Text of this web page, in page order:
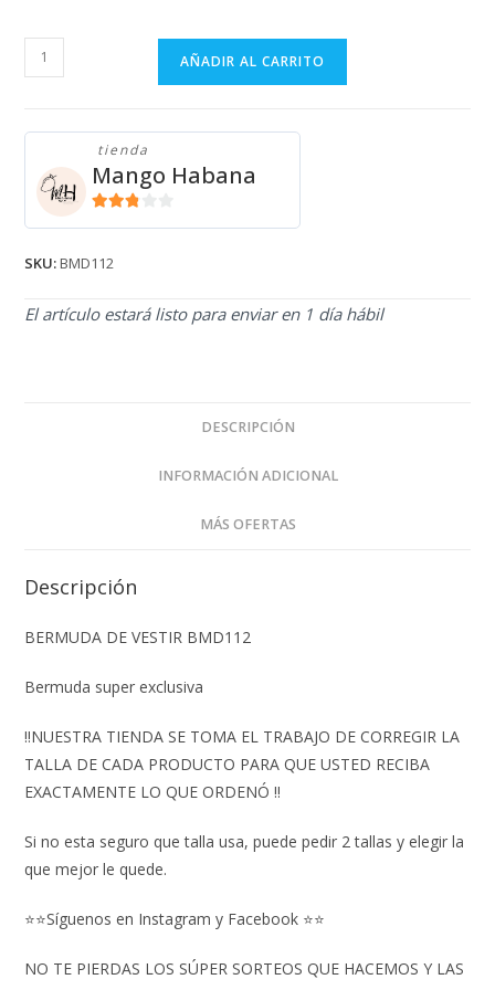
BERMUDA
DE
BMD112
AÑADIR AL CARRITO
tienda
Mango Habana
SKU:BMD112
El artículo estará listo para enviar en 1 día hábil
DESCRIPCIÓN
INFORMACIÓN ADICIONAL
MÁS OFERTAS
Descripción
BERMUDA DE VESTIR BMD112
Bermuda super exclusiva
‼️NUESTRA TIENDA SE TOMA EL TRABAJO DE CORREGIR LA
TALLA DE CADA PRODUCTO PARA QUE USTED RECIBA
EXACTAMENTE LO QUE ORDENÓ ‼️
Si no esta seguro que talla usa, puede pedir 2 tallas y elegir la
que mejor le quede.
⭐⭐Síguenos en Instagram y Facebook ⭐⭐
NO TE PIERDAS LOS SÚPER SORTEOS QUE HACEMOS Y LAS